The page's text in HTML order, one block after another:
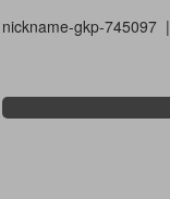
nickname-gkp-745097 |